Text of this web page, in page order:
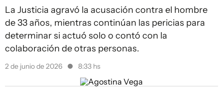
La Justicia agravó la acusación contra el hombre
de 33 años, mientras continúan las pericias para
determinar si actuó solo o contó con la
colaboración de otras personas.
2 de junio de 2026 8:33 hs